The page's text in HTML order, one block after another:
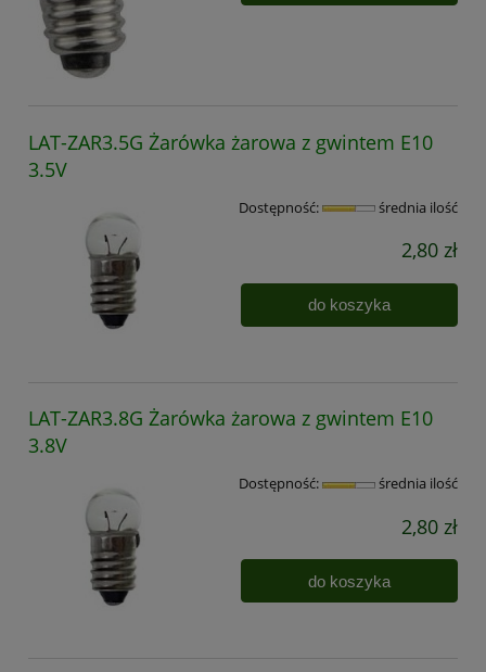
LAT-ZAR3.5G Żarówka żarowa z gwintem E10
3.5V
Dostępność: średnia ilość
2,80 zł
do koszyka
LAT-ZAR3.8G Żarówka żarowa z gwintem E10
3.8V
Dostępność: średnia ilość
2,80 zł
do koszyka